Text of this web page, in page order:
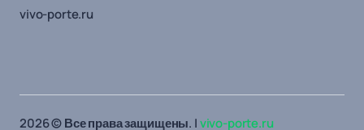
vivo-porte.ru
2026 © Все права защищены. |vivo-porte.ru